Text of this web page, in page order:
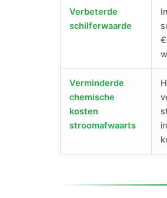
Verbeterde
schilferwaarde
Verminderde
chemische
kosten
stroomafwaarts